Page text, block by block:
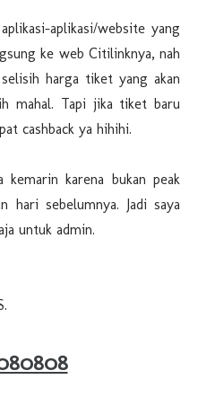
aplikasi/website yang
ke web Citilinknya, nah
harga tiket yang akan
mahal. Tapi jika tiket baru
cashback ya hihihi.
kemarin karena bukan peak
hari sebelumnya. Jadi saya
untuk admin.